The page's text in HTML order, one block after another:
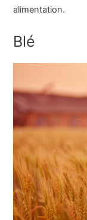
alimentation.
Blé